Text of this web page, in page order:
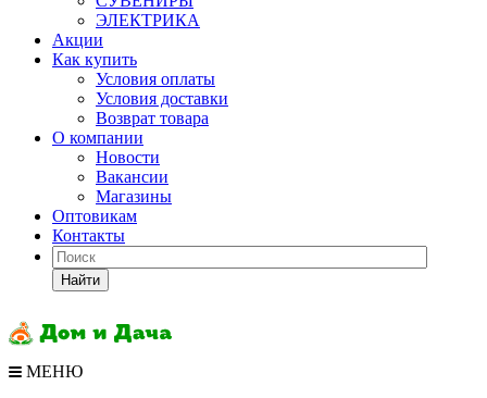
ЭЛЕКТРИКА
Акции
Как купить
Условия оплаты
Условия доставки
Возврат товара
О компании
Новости
Вакансии
Магазины
Оптовикам
Контакты
Найти
МЕНЮ